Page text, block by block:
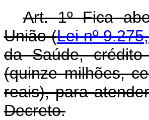
Art. 1º Fica
União (Lei nº
da Saúde,
(quinze milhões,
reais), para
Decreto.